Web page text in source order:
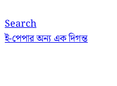
Search
ই-পেপারঅন্য এক দিগন্ত